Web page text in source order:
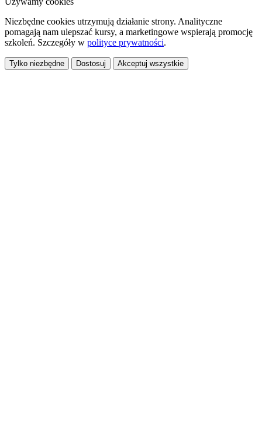
Niezbędne cookies utrzymują działanie strony. Analityczne
pomagają nam ulepszać kursy, a marketingowe wspierają promocję
szkoleń. Szczegóły w polityce prywatności.
Tylko niezbędne Dostosuj Akceptuj wszystkie